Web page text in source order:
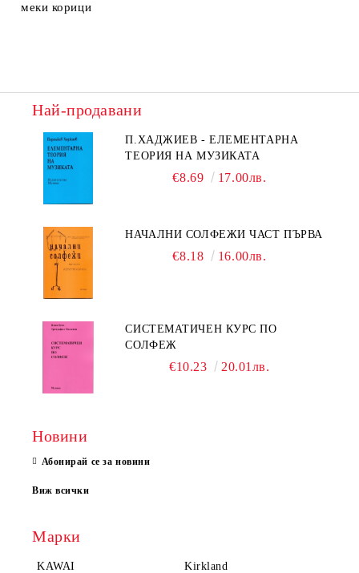
меки корици
Най-продавани
П.ХАДЖИЕВ - ЕЛЕМЕНТАРНА
ТЕОРИЯ НА МУЗИКАТА
€8.69 17.00лв.
НАЧАЛНИ СОЛФЕЖИ ЧАСТ ПЪРВА
€8.18 16.00лв.
СИСТЕМАТИЧЕН КУРС ПО
СОЛФЕЖ
€10.23 20.01лв.
Новини
Абонирай се за новини
Виж всички
Марки
KAWAI Kirkland